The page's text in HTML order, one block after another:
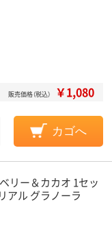
販売価格（税込） ￥1,080
カゴへ
リー＆カカオ 1セッ
アル グラノーラ